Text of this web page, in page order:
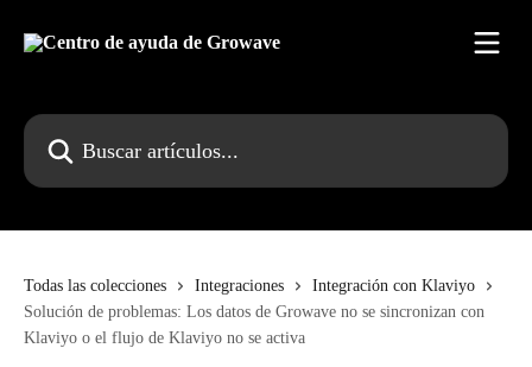
Buscar artículos...
Todas las colecciones Integraciones
Integración con Klaviyo
Solución de problemas: Los datos de Growave no se sincronizan con
Klaviyo o el flujo de Klaviyo no se activa